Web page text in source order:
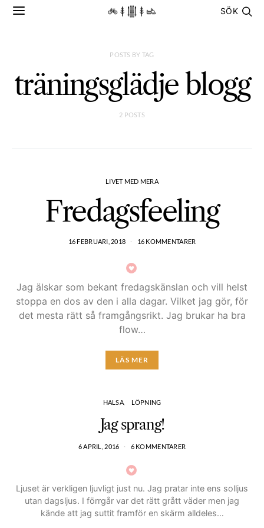
SÖK
POSTS BY TAG
träningsglädje blogg
2 POSTS
LIVET MED MERA
Fredagsfeeling
16 FEBRUARI, 2018 16 KOMMENTARER
Jag älskar som bekant fredagskänslan och vill helst
stoppa en dos av den i alla dagar. Vilket jag gör, för
det mesta rätt så framgångsrikt. Jag brukar ha bra
flow…
LÄS MER
HALSA LÖPNING
Jag sprang!
6 APRIL, 2016 6 KOMMENTARER
Ljuset är verkligen ljuvligt just nu. Jag pratar inte ens solljus
utan dagsljus. I förrgår var det rätt grått väder men jag
kände att jag suttit framför en skärm alldeles…